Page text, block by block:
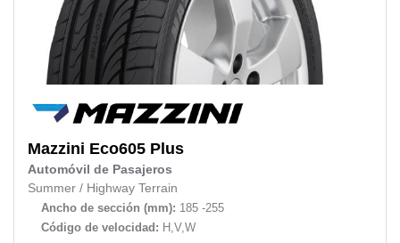
Mazzini Eco605 Plus
Automóvil de Pasajeros
Summer / Highway Terrain
Ancho de sección (mm): 185 -255
Código de velocidad: H,V,W